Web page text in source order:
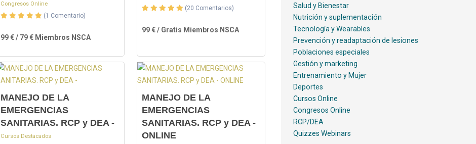
Congresos Online
(1 Comentario)
99 € / 79 € Miembros NSCA
(20 Comentarios)
99 € / Gratis Miembros NSCA
MANEJO DE LA
EMERGENCIAS
SANITARIAS. RCP y DEA -
Cursos Destacados
MANEJO DE LA
EMERGENCIAS
SANITARIAS. RCP y DEA -
ONLINE
Salud y Bienestar
Nutrición y suplementación
Tecnología y Wearables
Prevención y readaptación de lesiones
Poblaciones especiales
Gestión y marketing
Entrenamiento y Mujer
Deportes
Cursos Online
Congresos Online
RCP/DEA
Quizzes Webinars